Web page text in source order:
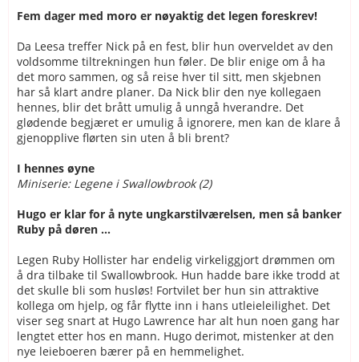
Fem dager med moro er nøyaktig det legen foreskrev!
Da Leesa treffer Nick på en fest, blir hun overveldet av den
voldsomme tiltrekningen hun føler. De blir enige om å ha
det moro sammen, og så reise hver til sitt, men skjebnen
har så klart andre planer. Da Nick blir den nye kollegaen
hennes, blir det brått umulig å unngå hverandre. Det
glødende begjæret er umulig å ignorere, men kan de klare å
gjenopplive flørten sin uten å bli brent?
I hennes øyne
Miniserie: Legene i Swallowbrook (2)
Hugo er klar for å nyte ungkarstilværelsen, men så banker
Ruby på døren ...
Legen Ruby Hollister har endelig virkeliggjort drømmen om
å dra tilbake til Swallowbrook. Hun hadde bare ikke trodd at
det skulle bli som husløs! Fortvilet ber hun sin attraktive
kollega om hjelp, og får flytte inn i hans utleieleilighet. Det
viser seg snart at Hugo Lawrence har alt hun noen gang har
lengtet etter hos en mann. Hugo derimot, mistenker at den
nye leieboeren bærer på en hemmelighet.